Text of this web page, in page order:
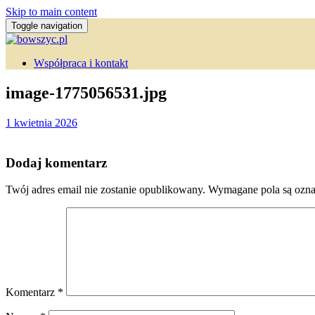
Skip to main content
Toggle navigation
Współpraca i kontakt
image-1775056531.jpg
1 kwietnia 2026
Dodaj komentarz
Twój adres email nie zostanie opublikowany. Wymagane pola są
Komentarz *